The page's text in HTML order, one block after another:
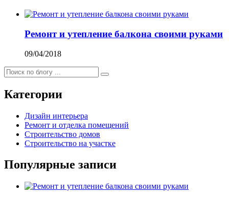
Ремонт и утепление балкона своими руками
09/04/2018
Категории
Дизайн интерьера
Ремонт и отделка помещений
Строительство домов
Строительство на участке
Популярные записи